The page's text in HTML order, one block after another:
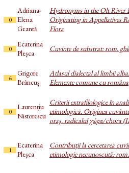
0
Adriana-
Elena
Geantă
Hydronyms in the Olt River
Originating in Appellatives
Flora
0
Ecaterina
Pleșca
Cuvinte de substrat: rom.
6
Grigore
Brâncuș
Atlasul dialectal al limbii
Elemente comune cu româna
0
Laurențiu
Nistorescu
Criterii extrafilologice în
etimologică. Originea
oraş. radicalul χώρα/chora
1
Ecaterina
Pleșca
Contribuţii la cercetarea
etimologie necunoscută: